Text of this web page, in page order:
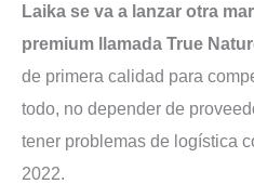
Laika se va a lanzar otra
premium llamada True
de primera calidad para
todo, no depender de
tener problemas de logística
2022.